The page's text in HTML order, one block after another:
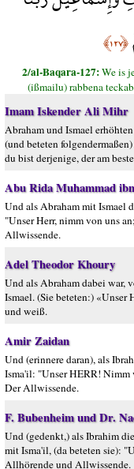
﴿١٢٧﴾
2/al-Baqara-127:We is
(ißmailu) rabbena
Imam Iskender Ali Mihr
Abraham und Ismael
(und beteten
du bist derjenige, der am
Abu Rida Muhammad
Und als Abraham mit Ismael
"Unser Herr, nimm von uns
Allwissende.
Adel Theodor Khoury
Und als Abraham dabei war,
Ismael. (Sie beteten:) «Unser
und weiß.
Amir Zaidan
Und (erinnere daran), als
Isma'il: "Unser HERR!
Der Allwissende.
F. Bubenheim und Dr.
Und (gedenkt,) als Ibrahim
mit Isma'il, (da beteten sie):
Allhörende und Allwissende.